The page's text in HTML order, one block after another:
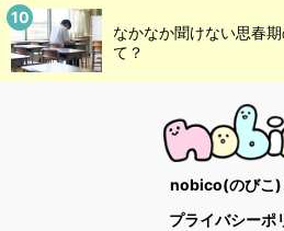
なかなか聞けない思春
て？
nobico(のびこ)
プライバシーポ